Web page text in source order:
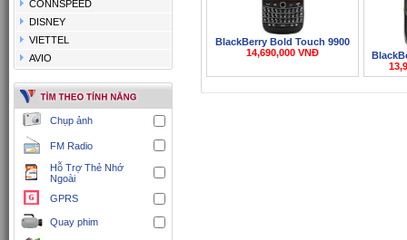
CONNSPEED
DISNEY
VIETTEL
AVIO
Chụp ảnh
FM Radio
Hỗ Trợ Thẻ Nhớ
Ngoài
GPRS
Quay phim
BlackBerry Bold Touch 9900
14,690,000 VNĐ